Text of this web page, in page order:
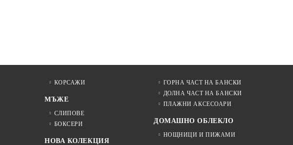
КОРСАЖИ
МЪЖЕ
СЛИПОВЕ
БОКСЕРИ
НОВА КОЛЕКЦИЯ
ГОРНА ЧАСТ НА БАНСКИ
ДОЛНА ЧАСТ НА БАНСКИ
ПЛАЖНИ АКСЕСОАРИ
ДОМАШНО ОБЛЕКЛО
НОЩНИЦИ И ПИЖАМИ